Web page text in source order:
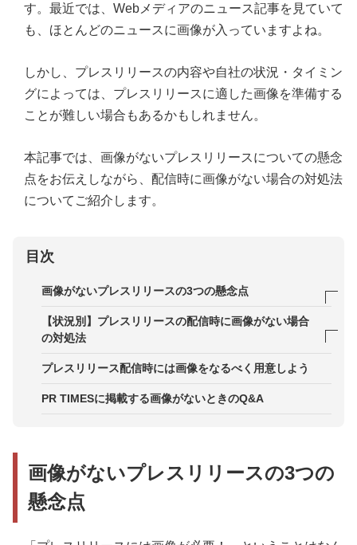
す。最近では、Webメディアのニュース記事を見ていて
も、ほとんどのニュースに画像が入っていますよね。
しかし、プレスリリースの内容や自社の状況・タイミン
グによっては、プレスリリースに適した画像を準備する
ことが難しい場合もあるかもしれません。
本記事では、画像がないプレスリリースについての懸念
点をお伝えしながら、配信時に画像がない場合の対処法
についてご紹介します。
目次
画像がないプレスリリースの3つの懸念点
懸念点1．本文読了前に離脱されてしまう
【状況別】プレスリリースの配信時に画像がない場合
の対処法
無形商材の場合
使用できる画像がまだ準備できていない場合
プレスリリース配信時には画像をなるべく用意しよう
PR TIMESに掲載する画像がないときのQ&A
画像がないプレスリリースの3つの
懸念点